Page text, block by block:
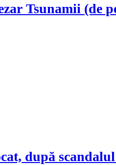
Tsunamii (de
după